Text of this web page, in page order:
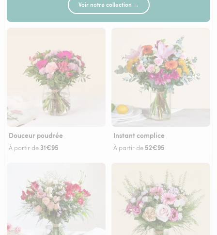
Voir notre collection →
Douceur poudrée
À partir de 31€95
Instant complice
À partir de 52€95